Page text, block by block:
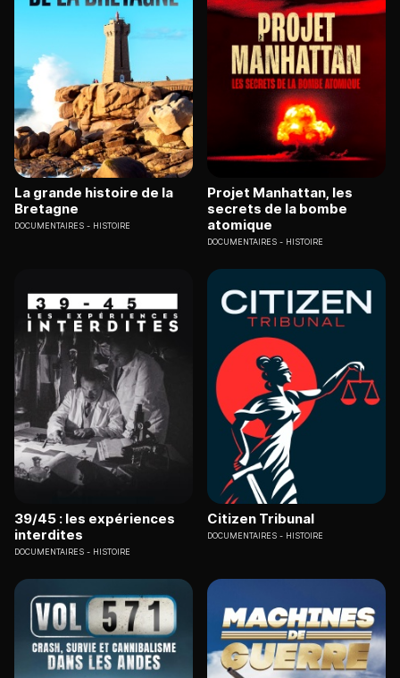
La grande histoire de la
Bretagne
DOCUMENTAIRES HISTOIRE
Projet Manhattan, les
secrets de la bombe
atomique
DOCUMENTAIRES HISTOIRE
39/45 : les expériences
interdites
DOCUMENTAIRES HISTOIRE
Citizen Tribunal
DOCUMENTAIRES HISTOIRE